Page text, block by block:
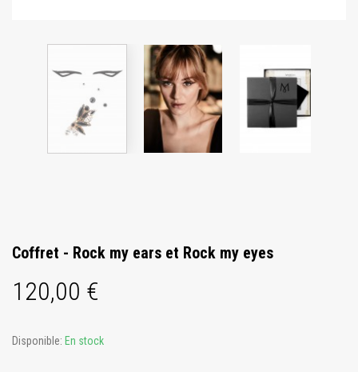
Coffret - Rock my ears et Rock my eyes
120,00 €
Disponible: En stock